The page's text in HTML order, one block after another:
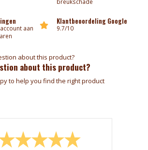
aan
Klantbeoordeling Google
9.7/10
about this product?
to help you find the right product